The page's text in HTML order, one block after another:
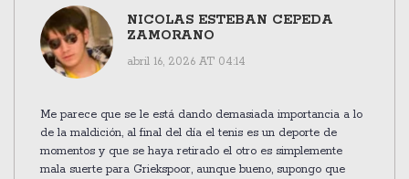
NICOLAS ESTEBAN CEPEDA
ZAMORANO
abril 16, 2026 AT 04:14
Me parece que se le está dando demasiada importancia a lo
de la maldición, al final del día el tenis es un deporte de
momentos y que se haya retirado el otro es simplemente
mala suerte para Griekspoor, aunque bueno, supongo que